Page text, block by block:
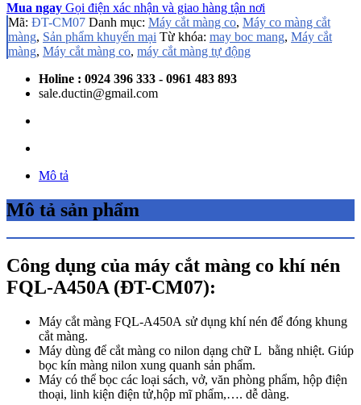
Mua ngay Gọi điện xác nhận và giao hàng tận nơi
Mã: ĐT-CM07 Danh mục: Máy cắt màng co, Máy co màng cắt
màng, Sản phẩm khuyến mại Từ khóa: may boc mang, Máy cắt
màng, Máy cắt màng co, máy cắt màng tự động
Holine : 0924 396 333 - 0961 483 893
sale.ductin@gmail.com
Mô tả
Mô tả sản phẩm
Công dụng của máy cắt màng co khí nén
FQL-A450A (ĐT-CM07):
Máy cắt màng FQL-A450A sử dụng khí nén để đóng khung
cắt màng.
Máy dùng để cắt màng co nilon dạng chữ L bằng nhiệt. Giúp
bọc kín màng nilon xung quanh sản phẩm.
Máy có thể bọc các loại sách, vở, văn phòng phẩm, hộp điện
thoại, linh kiện điện tử,hộp mĩ phẩm,…. dễ dàng.